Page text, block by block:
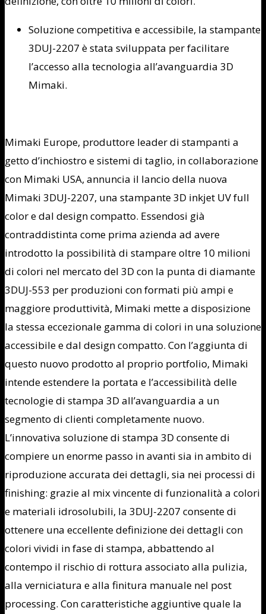
Soluzione competitiva e accessibile, la stampante
3DUJ-2207 è stata sviluppata per facilitare
l’accesso alla tecnologia all’avanguardia 3D
Mimaki.
Mimaki Europe, produttore leader di stampanti a
getto d’inchiostro e sistemi di taglio, in collaborazione
con Mimaki USA, annuncia il lancio della nuova
Mimaki 3DUJ-2207, una stampante 3D inkjet UV full
color e dal design compatto. Essendosi già
contraddistinta come prima azienda ad avere
introdotto la possibilità di stampare oltre 10 milioni
di colori nel mercato del 3D con la punta di diamante
3DUJ-553 per produzioni con formati più ampi e
maggiore produttività, Mimaki mette a disposizione
la stessa eccezionale gamma di colori in una soluzione
accessibile e dal design compatto. Con l’aggiunta di
questo nuovo prodotto al proprio portfolio, Mimaki
intende estendere la portata e l’accessibilità delle
tecnologie di stampa 3D all’avanguardia a un
segmento di clienti completamente nuovo.
L’innovativa soluzione di stampa 3D consente di
compiere un enorme passo in avanti sia in ambito di
riproduzione accurata dei dettagli, sia nei processi di
finishing: grazie al mix vincente di funzionalità a colori
e materiali idrosolubili, la 3DUJ-2207 consente di
ottenere una eccellente definizione dei dettagli con
colori vividi in fase di stampa, abbattendo al
contempo il rischio di rottura associato alla pulizia,
alla verniciatura e alla finitura manuale nel post
processing. Con caratteristiche aggiuntive quale la